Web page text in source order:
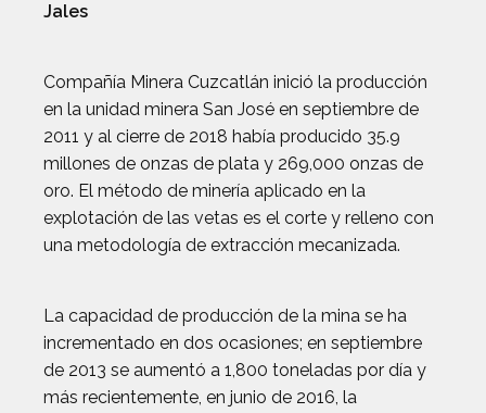
Jales
Compañía Minera Cuzcatlán inició la producción
en la unidad minera San José en septiembre de
2011 y al cierre de 2018 había producido 35.9
millones de onzas de plata y 269,000 onzas de
oro. El método de minería aplicado en la
explotación de las vetas es el corte y relleno con
una metodología de extracción mecanizada.
La capacidad de producción de la mina se ha
incrementado en dos ocasiones; en septiembre
de 2013 se aumentó a 1,800 toneladas por día y
más recientemente, en junio de 2016, la